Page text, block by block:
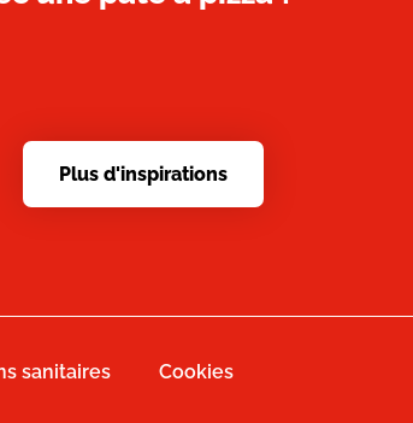
Plus d'inspirations
sanitaires Cookies